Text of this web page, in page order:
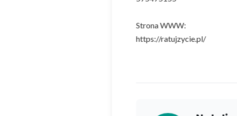
Strona WWW:
https://ratujzycie.pl/